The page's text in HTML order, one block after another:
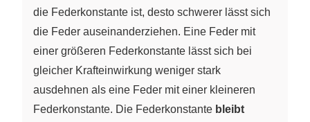
die Federkonstante ist, desto schwerer lässt sich
die Feder auseinanderziehen. Eine Feder mit
einer größeren Federkonstante lässt sich bei
gleicher Krafteinwirkung weniger stark
ausdehnen als eine Feder mit einer kleineren
Federkonstante. Die Federkonstante bleibt